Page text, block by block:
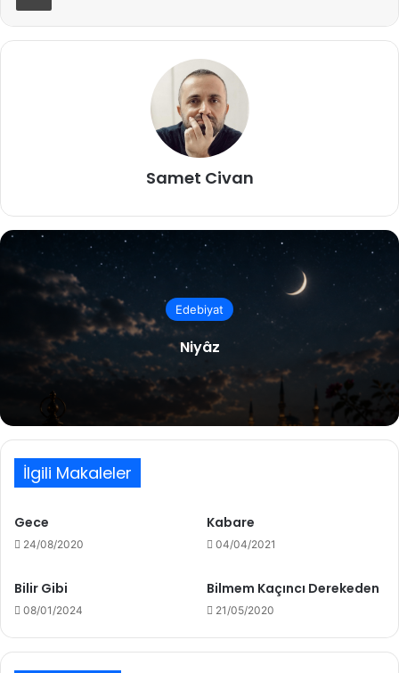
Samet Civan
Edebiyat
Niyâz
İlgili Makaleler
Gece
24/08/2020
Kabare
04/04/2021
Bilir Gibi
08/01/2024
Bilmem Kaçıncı Derekeden
21/05/2020